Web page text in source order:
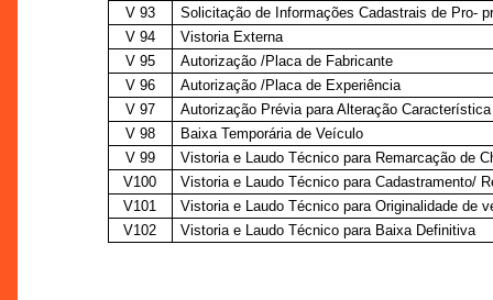
V 93
Solicitação de Informações Cadastrais de Pro-
V 94
Vistoria Externa
V 95
Autorização /Placa de Fabricante
V 96
Autorização /Placa de Experiência
V 97
Autorização Prévia para Alteração
V 98
Baixa Temporária de Veículo
V 99
Vistoria e Laudo Técnico para Remarcação de
V100
Vistoria e Laudo Técnico para Cadastramento/
V101
Vistoria e Laudo Técnico para Originalidade de
V102
Vistoria e Laudo Técnico para Baixa Definitiva